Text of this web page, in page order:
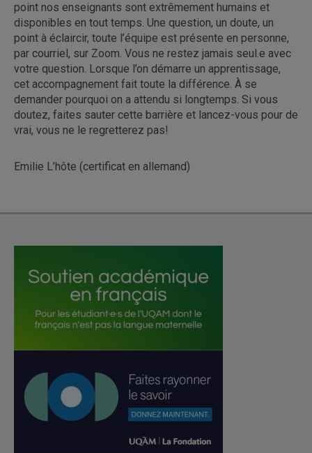
point nos enseignants sont extrêmement humains et
disponibles en tout temps. Une question, un doute, un
point à éclaircir, toute l’équipe est présente en personne,
par courriel, sur Zoom. Vous ne restez jamais seul.e avec
votre question. Lorsque l’on démarre un apprentissage,
cet accompagnement fait toute la différence. À se
demander pourquoi on a attendu si longtemps. Si vous
doutez, faites sauter cette barrière et lancez-vous pour de
vrai, vous ne le regretterez pas!
Emilie L’hôte (certificat en allemand)